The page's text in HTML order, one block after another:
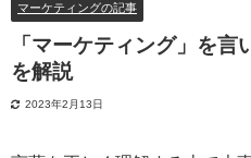
マーケティングの記事
「マーケティング」を
を解説
2023年2月13日